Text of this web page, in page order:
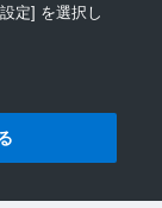
定] を選択し